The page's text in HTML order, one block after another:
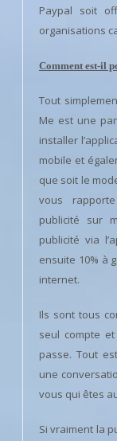
Paypal soit
organisations
Comment est-il
Tout
Me est une
installer
mobile et
que soit le
vous
publicité sur
publicité via
ensuite 10% à
internet.
Ils sont tous
seul compte
passe. Tout
une
vous qui êtes
Si vraiment la